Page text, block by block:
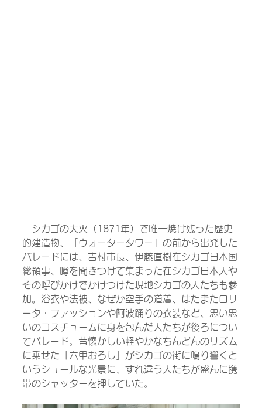
シカゴの大火（1871年）で唯一焼け残った歴史
的建造物、「ウォータータワー」の前から出発した
パレードには、吉村市長、伊藤直樹在シカゴ日本国
総領事、噂を聞きつけて集まった在シカゴ日本人や
その呼びかけでかけつけた現地シカゴの人たちも参
加。浴衣や法被、なぜか空手の道着、はたまたロリ
ータ・ファッションや阿波踊りの衣装など、思い思
いのコスチュームに身を包んだ人たちが後ろについ
てパレード。昔懐かしい軽やかなちんどんのリズム
に乗せた「六甲おろし」がシカゴの街に鳴り響くと
いうシュールな光景に、すれ違う人たちが盛んに携
帯のシャッターを押していた。